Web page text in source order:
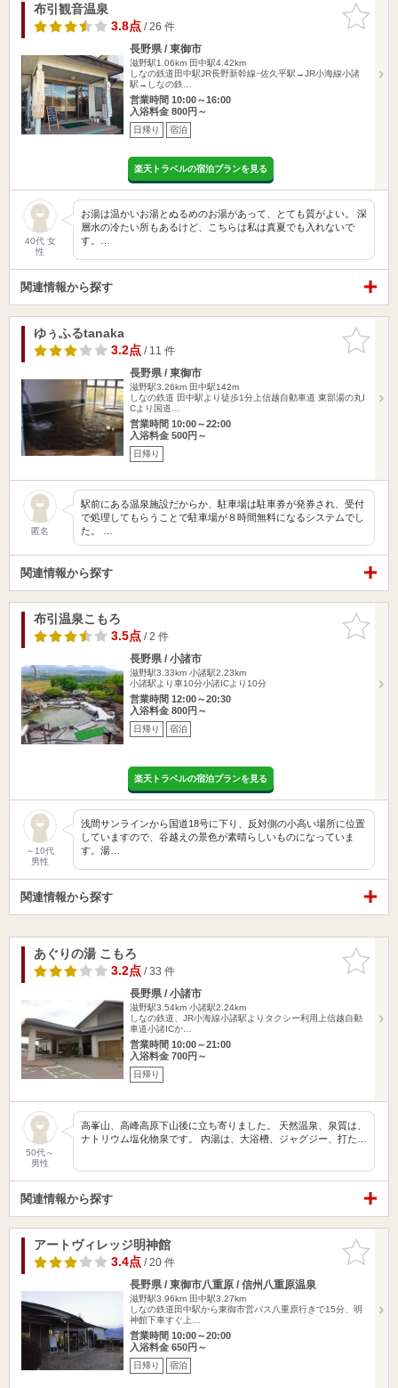
お気に入
りに追加
布引観音温泉
3.8点/ 26 件
長野県 / 東御市
滋野駅1.06km 田中駅4.42km
しなの鉄道田中駅JR長野新幹線･佐久平駅→JR小海線小諸
駅→しなの鉄…
営業時間 10:00～16:00
入浴料金 800円～
日帰り 宿泊
楽天トラベルの宿泊プランを見る
40代 女
性
お湯は温かいお湯とぬるめのお湯があって、とても質がよい。 深
層水の冷たい所もあるけど、こちらは私は真夏でも入れないで
す。…
関連情報から探す
お気に入
りに追加
ゆぅふるtanaka
3.2点/ 11 件
長野県 / 東御市
滋野駅3.26km 田中駅142m
しなの鉄道 田中駅より徒歩1分上信越自動車道 東部湯の丸I
Cより国道…
営業時間 10:00～22:00
入浴料金 500円～
日帰り
匿名
駅前にある温泉施設だからか、駐車場は駐車券が発券され、受付
で処理してもらうことで駐車場が８時間無料になるシステムでし
た。 …
関連情報から探す
お気に入
りに追加
布引温泉こもろ
3.5点/ 2 件
長野県 / 小諸市
滋野駅3.33km 小諸駅2.23km
小諸駅より車10分小諸ICより10分
営業時間 12:00～20:30
入浴料金 800円～
日帰り 宿泊
楽天トラベルの宿泊プランを見る
～10代
男性
浅間サンラインから国道18号に下り、反対側の小高い場所に位置
していますので、谷越えの景色が素晴らしいものになっていま
す。湯…
関連情報から探す
お気に入
りに追加
あぐりの湯 こもろ
3.2点/ 33 件
長野県 / 小諸市
滋野駅3.54km 小諸駅2.24km
しなの鉄道、JR小海線小諸駅よりタクシー利用上信越自動
車道小諸ICか…
営業時間 10:00～21:00
入浴料金 700円～
日帰り
50代～
男性
高峯山、高峰高原下山後に立ち寄りました。 天然温泉、泉質は、
ナトリウム塩化物泉です。 内湯は、大浴槽、ジャグジー、打た…
関連情報から探す
お気に入
りに追加
アートヴィレッジ明神館
3.4点/ 20 件
長野県 / 東御市八重原 / 信州八重原温泉
滋野駅3.96km 田中駅3.27km
しなの鉄道田中駅から東御市営バス八重原行きで15分、明
神館下車すぐ上…
営業時間 10:00～20:00
入浴料金 650円～
日帰り 宿泊